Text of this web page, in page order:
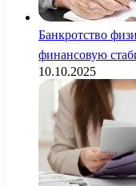
Банкротство
финансовую
10.10.2025